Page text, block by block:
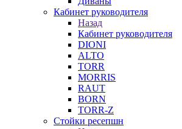
Кабинет руководителя
Назад
Кабинет руководителя
DIONI
ALTO
TORR
MORRIS
RAUT
BORN
TORR-Z
Стойки ресепшн